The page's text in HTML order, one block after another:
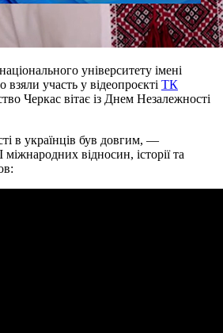
університету імені
участь у відеопроєкті ТК
Черкас вітає із Днем Незалежності
в українців був довгим, —
відносин, історії та